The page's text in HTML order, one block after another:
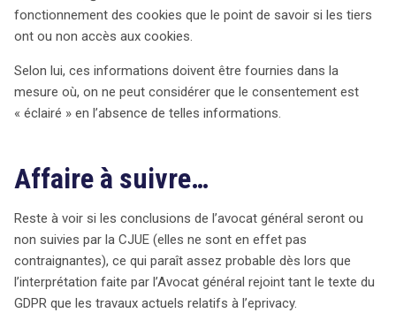
fonctionnement des cookies que le point de savoir si les tiers
ont ou non accès aux cookies.
Selon lui, ces informations doivent être fournies dans la
mesure où, on ne peut considérer que le consentement est
« éclairé » en l’absence de telles informations.
Affaire à suivre…
Reste à voir si les conclusions de l’avocat général seront ou
non suivies par la CJUE (elles ne sont en effet pas
contraignantes), ce qui paraît assez probable dès lors que
l’interprétation faite par l’Avocat général rejoint tant le texte du
GDPR que les travaux actuels relatifs à l’eprivacy.